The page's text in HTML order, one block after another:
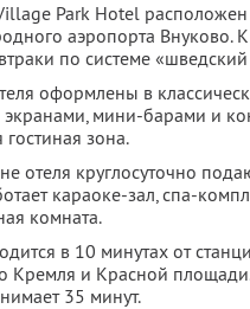
Park Hotel
аэропорта Внуково. К
по системе «шведский
оформлены в
мини-барами и
гостиная зона.
отеля круглосуточно
караоке-зал, спа-
комната.
в 10 минутах от
Кремля и Красной
35 минут.